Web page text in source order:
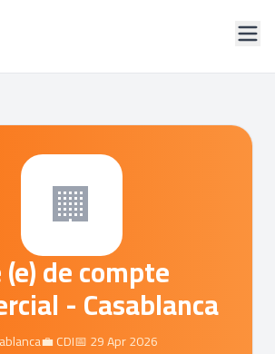
🏢
de compte
- Casablanca
💼 CDI📅 29 Apr 2026